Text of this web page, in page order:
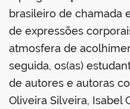
brasileiro de chamada
de expressões
atmosfera de
seguida, os(as)
de autores e autoras
Oliveira Silveira, Isabel